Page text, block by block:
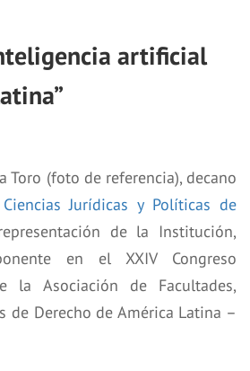
artificial
Toro (foto de referencia), decano
Jurídicas y Políticas de
de la Institución,
en el XXIV Congreso
la Asociación de Facultades,
de Derecho de América Latina –